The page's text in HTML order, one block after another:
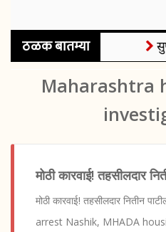
ठळक बातम्या
Maharashtra
मोठी कारवाई! तहसीलदार
मोठी कारवाई! तहसीलदार नितीन
arrest Nashik, MHADA